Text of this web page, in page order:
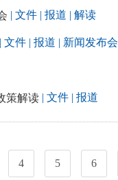
| 文件 | 报道 | 解读
| 文件 | 报道 | 新闻发布会
策解读 | 文件 | 报道
4 5 6